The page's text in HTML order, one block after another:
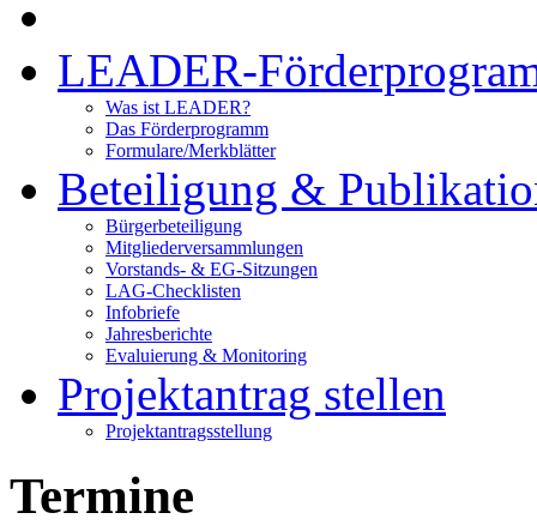
LEADER-
Was ist LEADER?
Das Förderprogramm
Formulare/Merkblätter
Beteiligung &
Bürgerbeteiligung
Mitgliederversammlungen
Vorstands- & EG-Sitzungen
LAG-Checklisten
Infobriefe
Jahresberichte
Evaluierung & Monitoring
Projektantrag stellen
Projektantragsstellung
Termine